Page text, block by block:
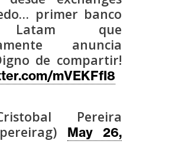
primer banco
que
anuncia
de compartir!
mVEKFfI8
Pereira
May 26,